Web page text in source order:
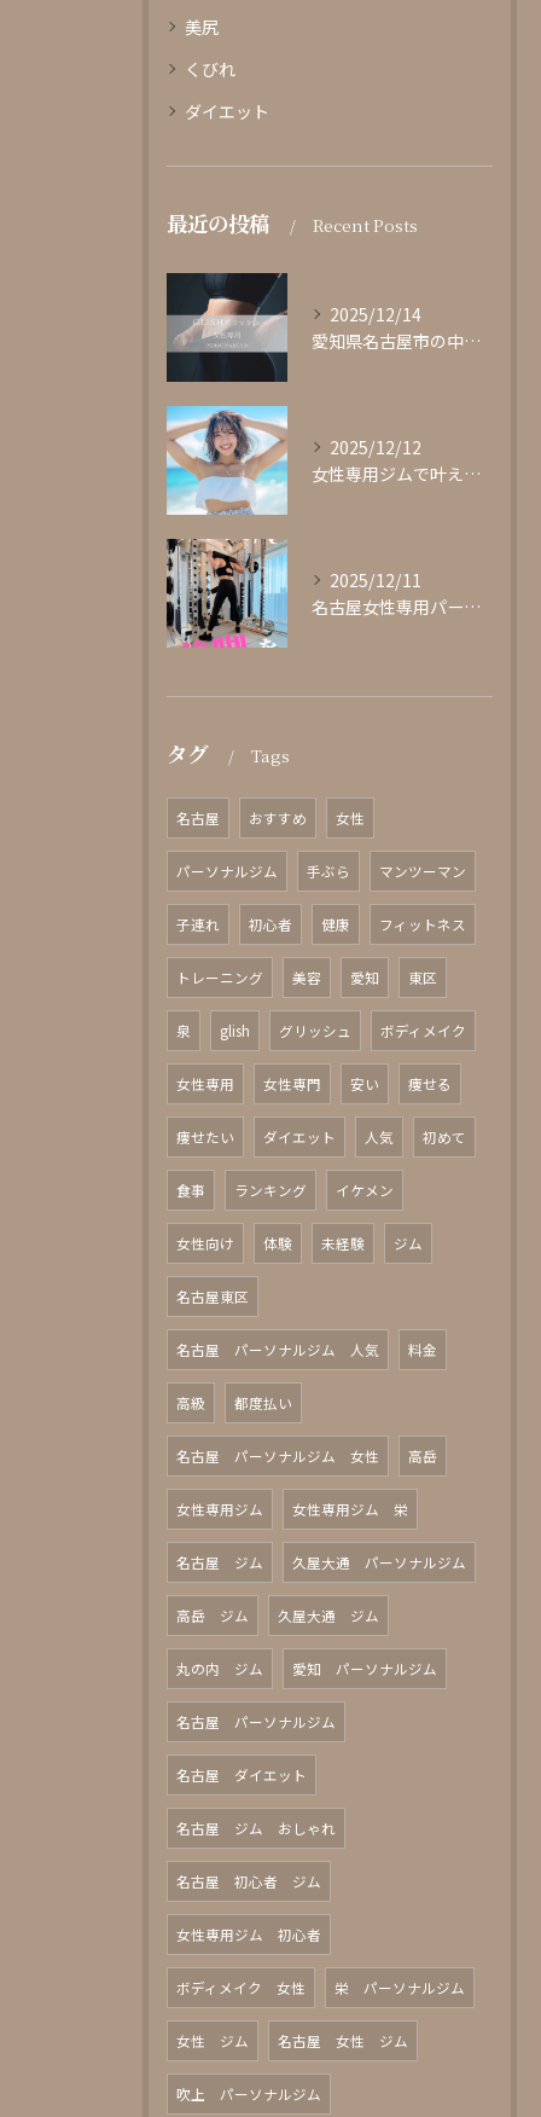
美尻
くびれ
ダイエット
最近の投稿 Recent Posts
2025/12/14
愛知県名古屋市の中心部に位置する女性専用パーソナルジムgli...
2025/12/12
女性専用ジムで叶える理想の体型作り
2025/12/11
名古屋女性専用パーソナルジムglishグリッシュ
タグ Tags
名古屋 おすすめ 女性
パーソナルジム 手ぶら マンツーマン
子連れ 初心者 健康 フィットネス
トレーニング 美容 愛知 東区
泉 glish グリッシュ ボディメイク
女性専用 女性専門 安い 痩せる
痩せたい ダイエット 人気 初めて
食事 ランキング イケメン
女性向け 体験 未経験 ジム
名古屋東区
名古屋 パーソナルジム 人気 料金
高級 都度払い
名古屋 パーソナルジム 女性 高岳
女性専用ジム 女性専用ジム 栄
名古屋 ジム 久屋大通 パーソナルジム
高岳 ジム 久屋大通 ジム
丸の内 ジム 愛知 パーソナルジム
名古屋 パーソナルジム
名古屋 ダイエット
名古屋 ジム おしゃれ
名古屋 初心者 ジム
女性専用ジム 初心者
ボディメイク 女性 栄 パーソナルジム
女性 ジム 名古屋 女性 ジム
吹上 パーソナルジム